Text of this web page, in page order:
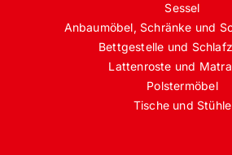
Sessel
Anbaumöbel, Schränke und
Bettgestelle und
Lattenroste und
Polstermöbel
Tische und Stühle